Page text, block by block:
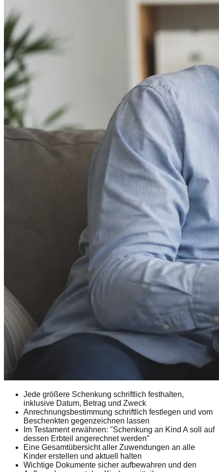
Jede größere Schenkung schriftlich festhalten,
inklusive Datum, Betrag und Zweck
Anrechnungsbestimmung schriftlich festlegen und vom
Beschenkten gegenzeichnen lassen
Im Testament erwähnen: "Schenkung an Kind A soll auf
dessen Erbteil angerechnet werden"
Eine Gesamtübersicht aller Zuwendungen an alle
Kinder erstellen und aktuell halten
Wichtige Dokumente sicher aufbewahren und den